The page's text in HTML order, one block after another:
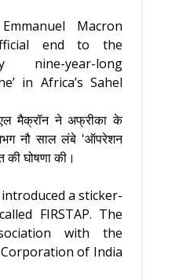
Macron
end to the
nine-year-long
in Africa’s Sahel
मैक्रॉन ने अफ्रीका के
नौ साल लंबे 'ऑपरेशन
घोषणा की।
a sticker-
FIRSTAP. The
with the
of India